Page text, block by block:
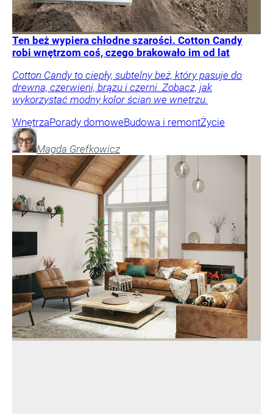
Ten beż wypiera chłodne szarości. Cotton Candy
robi wnętrzom coś, czego brakowało im od lat
Cotton Candy to ciepły, subtelny beż, który pasuje do
drewna, czerwieni, brązu i czerni. Zobacz, jak
wykorzystać modny kolor ścian we wnętrzu.
WnętrzaPorady domoweBudowa i remontŻycie
Magda Grefkowicz